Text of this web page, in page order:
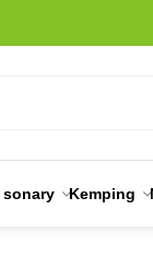
sonary Kemping